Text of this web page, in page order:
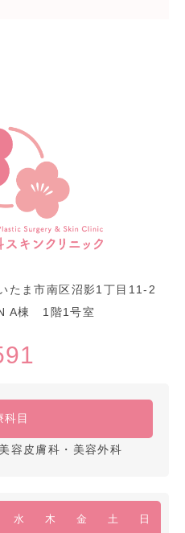
たま市南区沼影1丁目11-2
A棟 1階1号室
科目
容皮膚科・美容外科
水 木 金 土 日